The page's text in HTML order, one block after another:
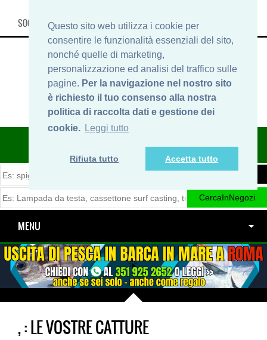
Questo sito web utilizza i cookie per
consentire le funzionalità essenziali del sito,
nonché quelle di marketing,
personalizzazione ed analisi del traffico sulle
pagine. Per la navigazione nel nostro sito
è richiesto il tuo consenso alla nostra
politica di raccolta dati e gestione dei
cookie. Leggi tutto
Rifiuta tutto Accetta tutto
SOCIAL, INFO & SHOP
ITINERARIDIPESCA.IT
MENU
, : LE VOSTRE CATTURE